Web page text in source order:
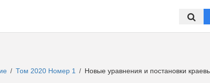
/ Том 2020 Номер 1 / Новые уравнения и постановки